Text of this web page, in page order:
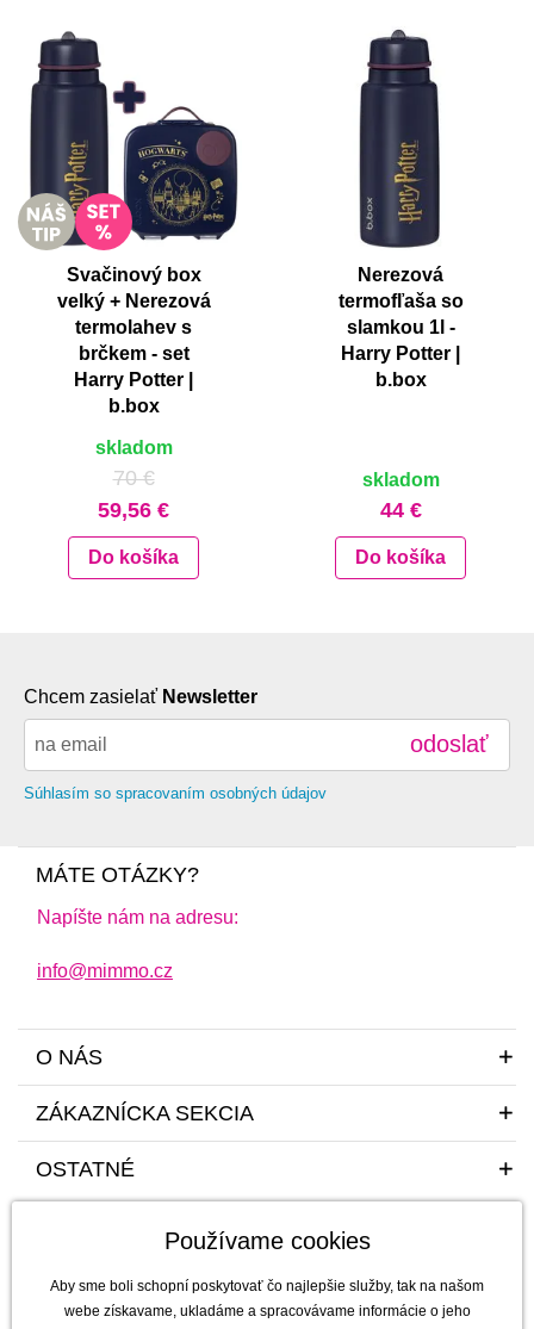
Svačinový box
velký + Nerezová
termolahev s
brčkem - set
Harry Potter |
b.box
skladom
70 €
59,56 €
Do košíka
Nerezová
termofľaša so
slamkou 1l -
Harry Potter |
b.box
skladom
44 €
Do košíka
Chcem zasielať Newsletter
odoslať
Súhlasím so spracovaním osobných údajov
MÁTE OTÁZKY?
Napíšte nám na adresu:
info@mimmo.cz
O NÁS
ZÁKAZNÍCKA SEKCIA
OSTATNÉ
Používame cookies
Aby sme boli schopní poskytovať čo najlepšie služby, tak na našom
webe získavame, ukladáme a spracovávame informácie o jeho